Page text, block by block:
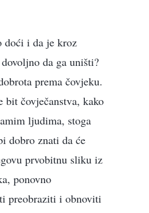
doći i da je kroz
da ga uništi?
prema čovjeku.
bit čovječanstva, kako
ljudima, stoga
dobro znati da će
prvobitnu sliku iz
ponovno
preobraziti i obnoviti